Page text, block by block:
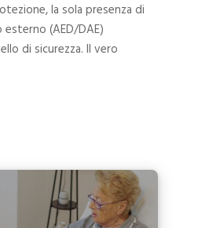
la sola presenza di
(AED/DAE)
di sicurezza. Il vero